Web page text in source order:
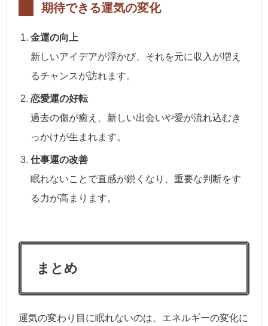
期待できる運気の変化
金運の向上
新しいアイデアが浮かび、それを元に収入が増え
るチャンスが訪れます。
恋愛運の好転
過去の傷が癒え、新しい出会いや愛が流れ込むき
っかけが生まれます。
仕事運の改善
眠れないことで直感が鋭くなり、重要な判断をす
る力が高まります。
まとめ
運気の変わり目に眠れないのは、エネルギーの変化に